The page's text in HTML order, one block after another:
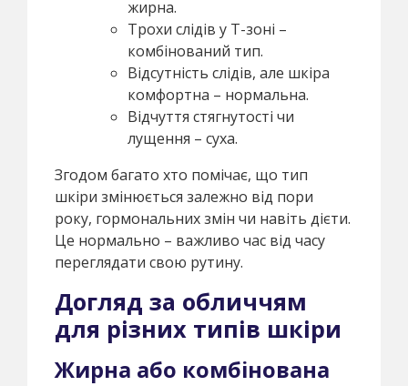
жирна.
Трохи слідів у Т-зоні –
комбінований тип.
Відсутність слідів, але шкіра
комфортна – нормальна.
Відчуття стягнутості чи
лущення – суха.
Згодом багато хто помічає, що тип
шкіри змінюється залежно від пори
року, гормональних змін чи навіть дієти.
Це нормально – важливо час від часу
переглядати свою рутину.
Догляд за обличчям
для різних типів шкіри
Жирна або комбінована